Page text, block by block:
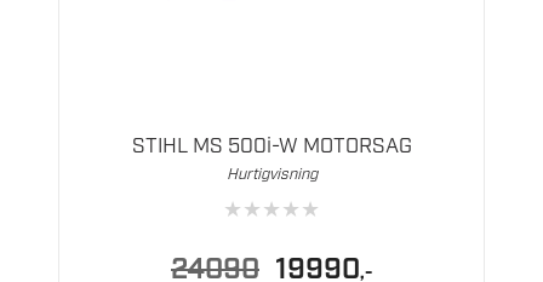
STIHL MS 500i-W MOTORSAG
Hurtigvisning
★★★★★
24090
Opprinnelig
19990,-